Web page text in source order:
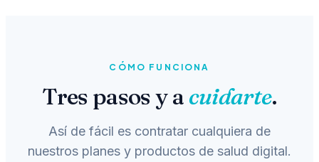
CÓMO FUNCIONA
Tres pasos y a cuidarte.
Así de fácil es contratar cualquiera de
nuestros planes y productos de salud digital.